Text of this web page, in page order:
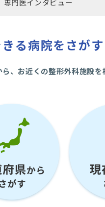
専門医インタビュー
る病院をさがす
ら、お近くの整形外科施設